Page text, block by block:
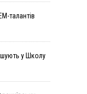
вирішити
спеку за
талантів
у Школу